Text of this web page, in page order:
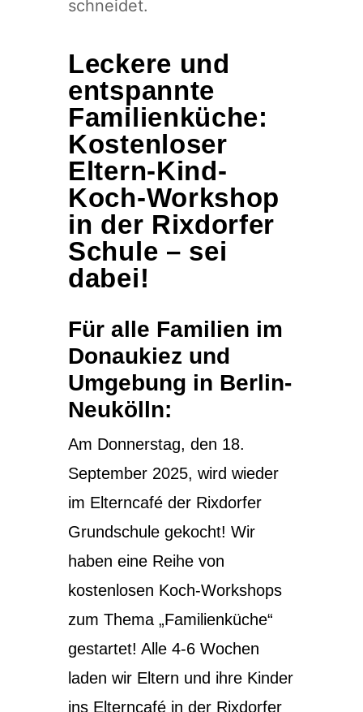
Leckere und
entspannte
Familienküche:
Kostenloser
Eltern-Kind-
Koch-Workshop
in der Rixdorfer
Schule – sei
dabei!
Für alle Familien im
Donaukiez und
Umgebung in Berlin-
Neukölln:
Am Donnerstag, den 18.
September 2025, wird wieder
im Elterncafé der Rixdorfer
Grundschule gekocht! Wir
haben eine Reihe von
kostenlosen Koch-Workshops
zum Thema „Familienküche“
gestartet! Alle 4-6 Wochen
laden wir Eltern und ihre Kinder
ins Elterncafé in der Rixdorfer